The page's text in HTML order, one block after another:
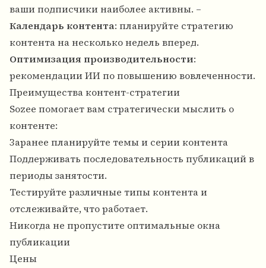
ваши подписчики наиболее активны. –
Календарь контента: планируйте стратегию
контента на несколько недель вперед.
Оптимизация производительности:
рекомендации ИИ по повышению вовлеченности.
Преимущества контент-стратегии
Sozee помогает вам стратегически мыслить о
контенте:
Заранее планируйте темы и серии контента
Поддерживать последовательность публикаций в
периоды занятости.
Тестируйте различные типы контента и
отслеживайте, что работает.
Никогда не пропустите оптимальные окна
публикации
Цены